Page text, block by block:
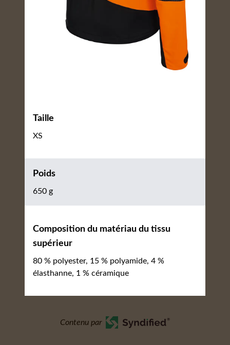
Taille
XS
Poids
650 g
Composition du matériau du tissu
supérieur
80 % polyester, 15 % polyamide, 4 %
élasthanne, 1 % céramique
Contenu par